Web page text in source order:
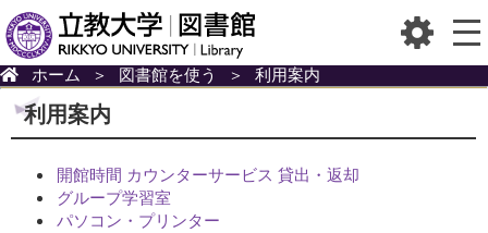
ホーム ＞ 図書館を使う ＞ 利用案内
利用案内
開館時間 カウンターサービス 貸出・返却
グループ学習室
パソコン・プリンター